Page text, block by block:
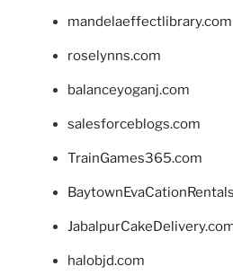
mandelaeffectlibrary.com
roselynns.com
balanceyoganj.com
salesforceblogs.com
TrainGames365.com
halobjd.com